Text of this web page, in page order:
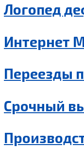
Логопед
Интернет
Переезды
Срочный